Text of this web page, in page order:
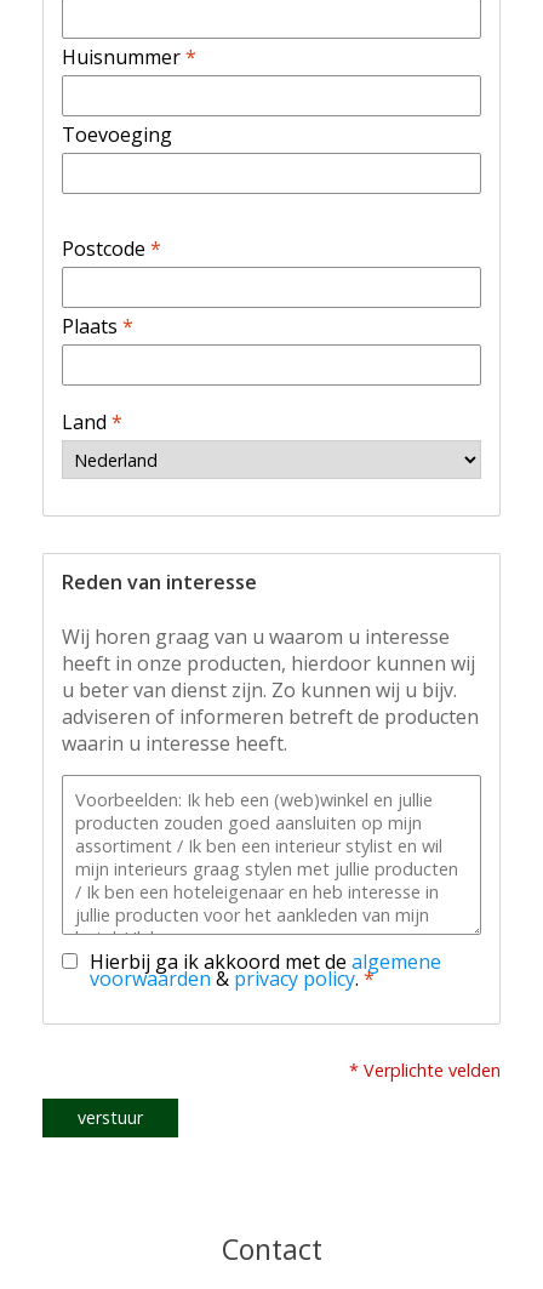
Huisnummer*
Toevoeging
Postcode *
Plaats *
Land *
Reden van interesse
Wij horen graag van u waarom u interesse
heeft in onze producten, hierdoor kunnen wij
u beter van dienst zijn. Zo kunnen wij u bijv.
adviseren of informeren betreft de producten
waarin u interesse heeft.
Hierbij ga ik akkoord met de algemene
voorwaarden & privacy policy. *
* Verplichte velden
verstuur
Contact